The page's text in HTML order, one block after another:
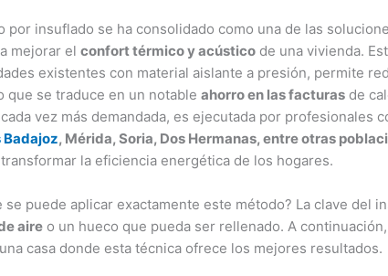
por insuflado se ha consolidado como una de las
mejorar el confort térmico y acústico de una vivienda.
existentes con material aislante a presión, permite
que se traduce en un notable ahorro en las facturas de
vez más demandada, es ejecutada por profesionales
, Mérida, Soria, Dos Hermanas, entre otras
la eficiencia energética de los hogares.
se puede aplicar exactamente este método? La clave del
aire o un hueco que pueda ser rellenado. A
casa donde esta técnica ofrece los mejores resultados.